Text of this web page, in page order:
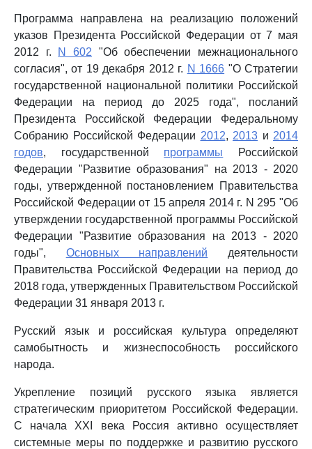
Программа направлена на реализацию положений
указов Президента Российской Федерации от 7 мая
2012 г. N 602 "Об обеспечении межнационального
согласия", от 19 декабря 2012 г. N 1666 "О Стратегии
государственной национальной политики Российской
Федерации на период до 2025 года", посланий
Президента Российской Федерации Федеральному
Собранию Российской Федерации 2012, 2013 и 2014
годов, государственной программы Российской
Федерации "Развитие образования" на 2013 - 2020
годы, утвержденной постановлением Правительства
Российской Федерации от 15 апреля 2014 г. N 295 "Об
утверждении государственной программы Российской
Федерации "Развитие образования на 2013 - 2020
годы", Основных направлений деятельности
Правительства Российской Федерации на период до
2018 года, утвержденных Правительством Российской
Федерации 31 января 2013 г.
Русский язык и российская культура определяют
самобытность и жизнеспособность российского
народа.
Укрепление позиций русского языка является
стратегическим приоритетом Российской Федерации.
С начала XXI века Россия активно осуществляет
системные меры по поддержке и развитию русского